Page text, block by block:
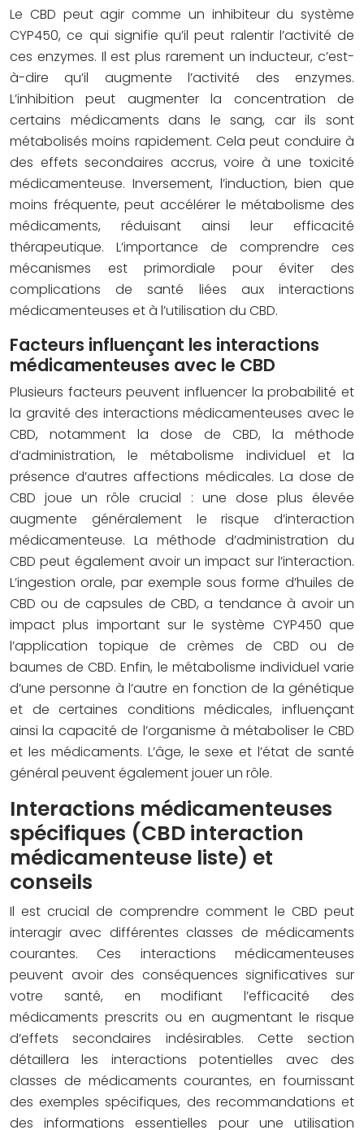
Le CBD peut agir comme un inhibiteur du système
CYP450, ce qui signifie qu’il peut ralentir l’activité de
ces enzymes. Il est plus rarement un inducteur, c’est-
à-dire qu’il augmente l’activité des enzymes.
L’inhibition peut augmenter la concentration de
certains médicaments dans le sang, car ils sont
métabolisés moins rapidement. Cela peut conduire à
des effets secondaires accrus, voire à une toxicité
médicamenteuse. Inversement, l’induction, bien que
moins fréquente, peut accélérer le métabolisme des
médicaments, réduisant ainsi leur efficacité
thérapeutique. L’importance de comprendre ces
mécanismes est primordiale pour éviter des
complications de santé liées aux interactions
médicamenteuses et à l’utilisation du CBD.
Facteurs influençant les interactions
médicamenteuses avec le CBD
Plusieurs facteurs peuvent influencer la probabilité et
la gravité des interactions médicamenteuses avec le
CBD, notamment la dose de CBD, la méthode
d’administration, le métabolisme individuel et la
présence d’autres affections médicales. La dose de
CBD joue un rôle crucial : une dose plus élevée
augmente généralement le risque d’interaction
médicamenteuse. La méthode d’administration du
CBD peut également avoir un impact sur l’interaction.
L’ingestion orale, par exemple sous forme d’huiles de
CBD ou de capsules de CBD, a tendance à avoir un
impact plus important sur le système CYP450 que
l’application topique de crèmes de CBD ou de
baumes de CBD. Enfin, le métabolisme individuel varie
d’une personne à l’autre en fonction de la génétique
et de certaines conditions médicales, influençant
ainsi la capacité de l’organisme à métaboliser le CBD
et les médicaments. L’âge, le sexe et l’état de santé
général peuvent également jouer un rôle.
Interactions médicamenteuses
spécifiques (CBD interaction
médicamenteuse liste) et
conseils
Il est crucial de comprendre comment le CBD peut
interagir avec différentes classes de médicaments
courantes. Ces interactions médicamenteuses
peuvent avoir des conséquences significatives sur
votre santé, en modifiant l’efficacité des
médicaments prescrits ou en augmentant le risque
d’effets secondaires indésirables. Cette section
détaillera les interactions potentielles avec des
classes de médicaments courantes, en fournissant
des exemples spécifiques, des recommandations et
des informations essentielles pour une utilisation